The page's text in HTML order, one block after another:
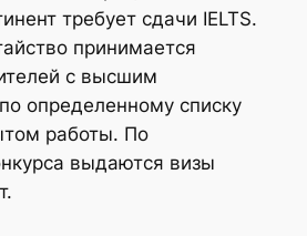
требует сдачи IELTS.
принимается
с высшим
определенному списку
работы. По
выдаются визы